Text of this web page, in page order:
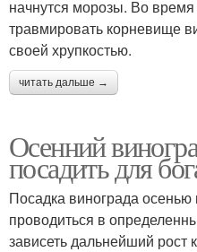
начнутся морозы. Во
травмировать корневище
своей хрупкостью.
читать дальше →
Осенний
посадить для
Посадка винограда
проводиться в
зависеть дальнейший рост